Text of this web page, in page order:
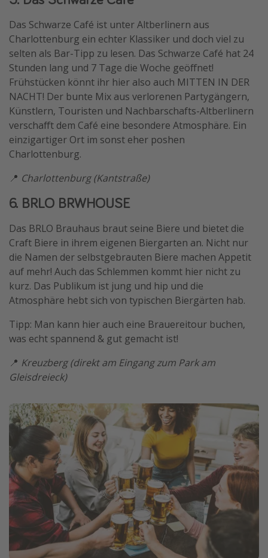
Das Schwarze Café ist unter Altberlinern aus
Charlottenburg ein echter Klassiker und doch viel zu
selten als Bar-Tipp zu lesen. Das Schwarze Café hat 24
Stunden lang und 7 Tage die Woche geöffnet!
Frühstücken könnt ihr hier also auch MITTEN IN DER
NACHT! Der bunte Mix aus verlorenen Partygängern,
Künstlern, Touristen und Nachbarschafts-Altberlinern
verschafft dem Café eine besondere Atmosphäre. Ein
einzigartiger Ort im sonst eher poshen
Charlottenburg.
📍 Charlottenburg (Kantstraße)
6. BRLO BRWHOUSE
Das BRLO Brauhaus braut seine Biere und bietet die
Craft Biere in ihrem eigenen Biergarten an. Nicht nur
die Namen der selbstgebrauten Biere machen Appetit
auf mehr! Auch das Schlemmen kommt hier nicht zu
kurz. Das Publikum ist jung und hip und die
Atmosphäre hebt sich von typischen Biergärten hab.
Tipp: Man kann hier auch eine Brauereitour buchen,
was echt spannend & gut gemacht ist!
📍 Kreuzberg (direkt am Eingang zum Park am
Gleisdreieck)